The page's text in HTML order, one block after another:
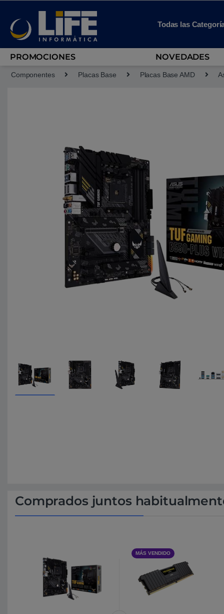
Todas las
PROMOCIONES NOVEDADES
Componentes Placas Base Placas Base AMD
Comprados juntos
MÁS VENDIDO